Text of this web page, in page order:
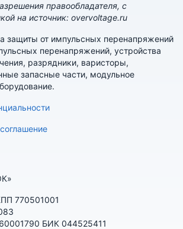
правообладателя, с
на источник: overvoltage.ru
защиты от импульсных перенапряжений
перенапряжений, устройства
разрядники, варисторы,
запасные части, модульное
770501001
БИК 044525411